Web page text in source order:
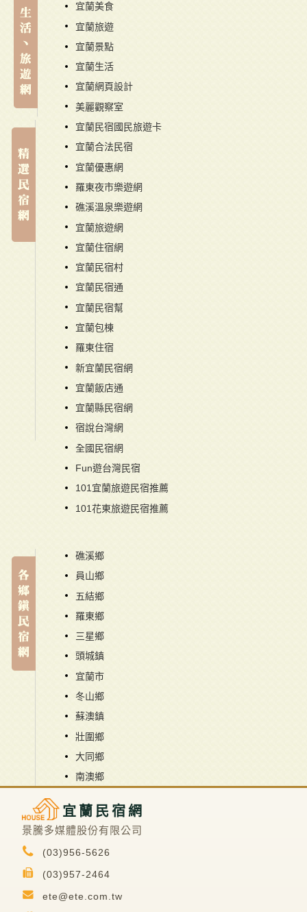
宜蘭美食
宜蘭旅遊
宜蘭景點
宜蘭生活
宜蘭網頁設計
美麗觀察室
宜蘭民宿國民旅遊卡
宜蘭合法民宿
宜蘭優惠網
羅東夜市樂遊網
礁溪溫泉樂遊網
宜蘭旅遊網
宜蘭住宿網
宜蘭民宿村
宜蘭民宿通
宜蘭民宿幫
宜蘭包棟
羅東住宿
新宜蘭民宿網
宜蘭飯店通
宜蘭縣民宿網
宿說台灣網
全國民宿網
Fun遊台灣民宿
101宜蘭旅遊民宿推薦
101花東旅遊民宿推薦
礁溪鄉
員山鄉
五結鄉
羅東鄉
三星鄉
頭城鎮
宜蘭市
冬山鄉
蘇澳鎮
壯圍鄉
大同鄉
南澳鄉
宜蘭民宿網
景騰多媒體股份有限公司
(03)956-5626
(03)957-2464
ete@ete.com.tw